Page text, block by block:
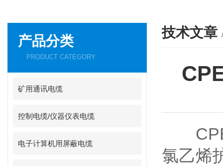
产品分类
PRODUCT CATEGORY
矿用通讯电缆
控制电缆/仪器仪表电缆
电子计算机用屏蔽电缆
技术文章
氯乙烯